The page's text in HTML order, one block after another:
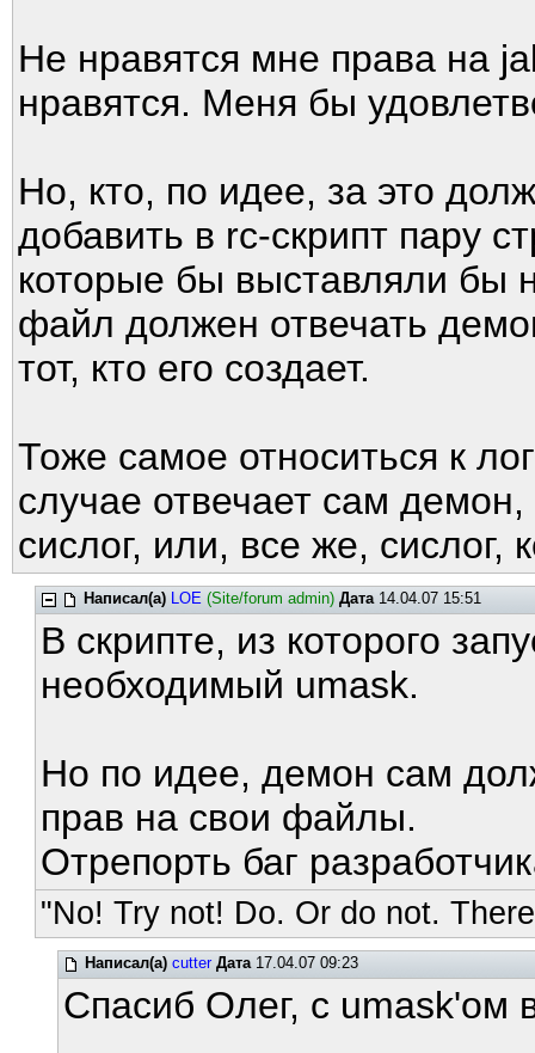
Не нравятся мне права на
нравятся. Меня бы
Но, кто, по идее, за это
добавить в rc-скрипт пару
которые бы выставляли бы
файл должен отвечать
тот, кто его создает.
Тоже самое относиться к
случае отвечает сам
сислог, или, все же, сислог,
Написал(а) LOE (Site/forum admin) Дата14.04.07 15:51
В скрипте, из которого
необходимый umask.
Но по идее, демон сам
прав на свои файлы.
Отрепорть баг
"No! Try not! Do. Or do not.
Написал(а) cutter Дата17.04.07 09:23
Спасиб Олег, с umask'ом